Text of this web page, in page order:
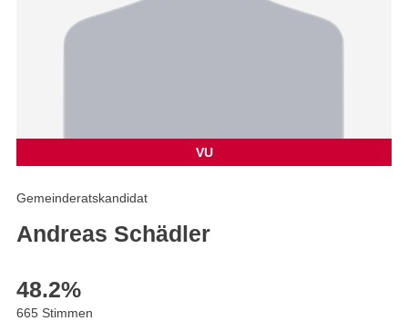
VU
Gemeinderatskandidat
Andreas Schädler
48.2%
665 Stimmen